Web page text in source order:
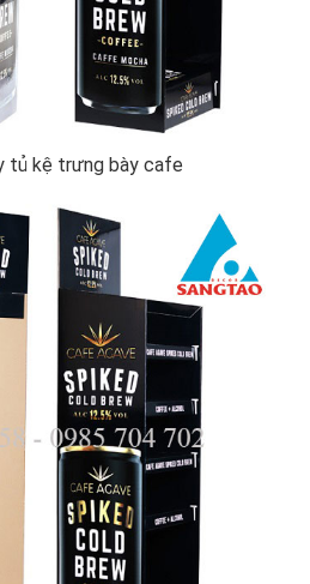
tủ kệ trưng bày cafe